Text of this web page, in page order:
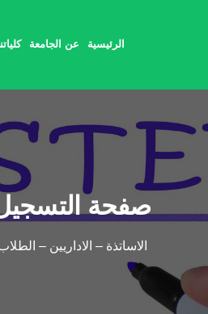
الرئيسية عن الجامعة
صفحة
الاساتذة – الاداريين –